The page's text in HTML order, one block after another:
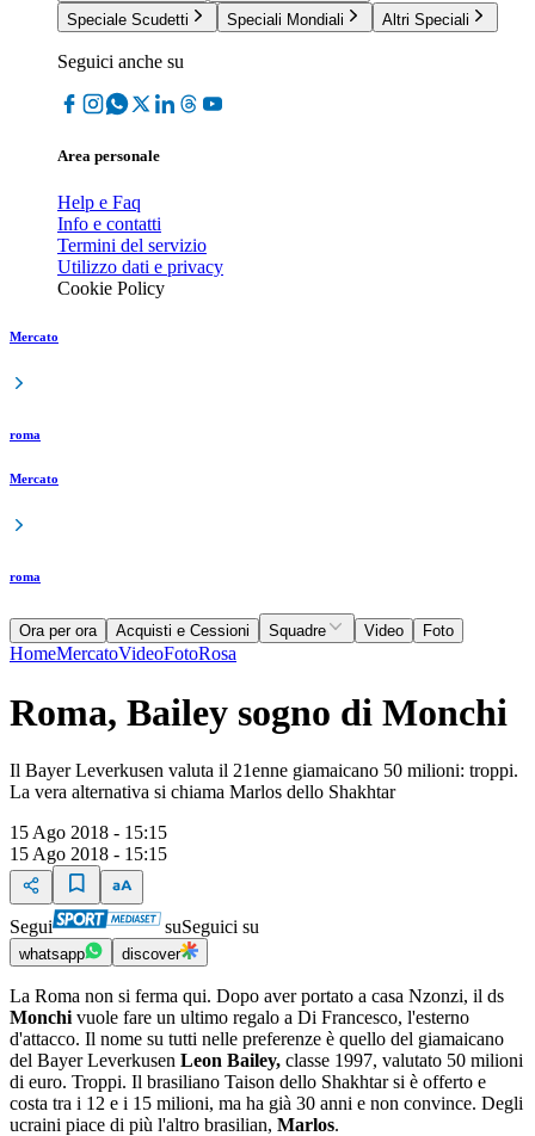
Speciale Scudetti
Speciali Mondiali Altri Speciali
Seguici anche su
Area personale
Help e Faq
Info e contatti
Termini del servizio
Utilizzo dati e privacy
Cookie Policy
Mercato
roma
Mercato
roma
Ora per ora Acquisti e Cessioni Squadre Video Foto
HomeMercatoVideoFotoRosa
Roma, Bailey sogno di Monchi
Il Bayer Leverkusen valuta il 21enne giamaicano 50 milioni: troppi.
La vera alternativa si chiama Marlos dello Shakhtar
15 Ago 2018 - 15:15
15 Ago 2018 - 15:15
Segui suSeguici su
whatsapp discover
La Roma non si ferma qui. Dopo aver portato a casa Nzonzi, il ds
Monchi vuole fare un ultimo regalo a Di Francesco, l'esterno
d'attacco. Il nome su tutti nelle preferenze è quello del giamaicano
del Bayer Leverkusen Leon Bailey, classe 1997, valutato 50 milioni
di euro. Troppi. Il brasiliano Taison dello Shakhtar si è offerto e
costa tra i 12 e i 15 milioni, ma ha già 30 anni e non convince. Degli
ucraini piace di più l'altro brasilian, Marlos.